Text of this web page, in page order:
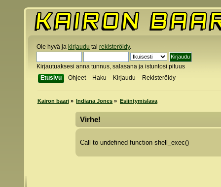
Ole hyvä ja kirjaudu tai rekisteröidy.
Kirjautuaksesi anna tunnus, salasana ja istuntosi pituus
Etusivu
Ohjeet Haku Kirjaudu Rekisteröidy
Kairon baari» Indiana Jones » Esiintymislava
Virhe!
Call to undefined function shell_exec()